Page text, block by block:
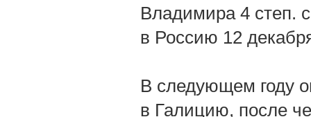
Владимира 4 степ.
в Россию 12
В следующем году
в Галицию, после